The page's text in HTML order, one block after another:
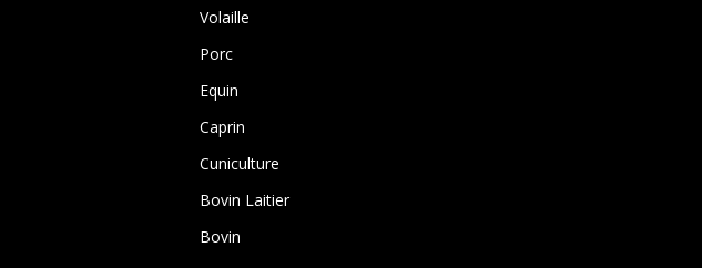
Volaille
Porc
Equin
Caprin
Cuniculture
Bovin Laitier
Bovin